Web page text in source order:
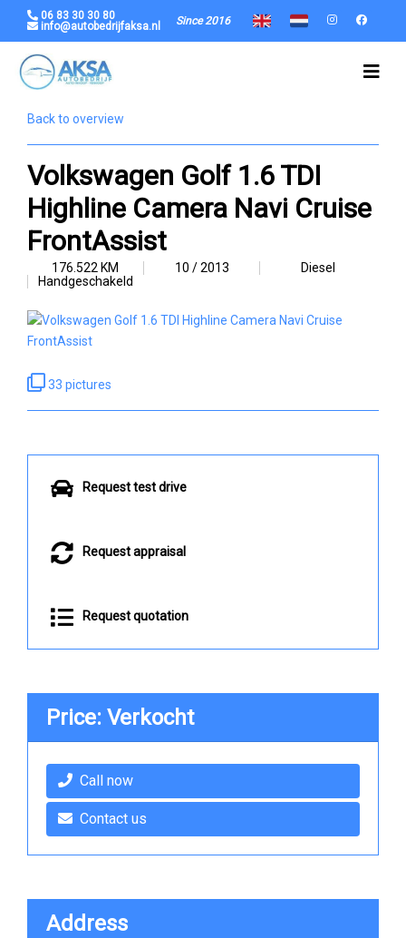
06 83 30 30 80
info@autobedrijfaksa.nl
Since 2016
Back to overview
Volkswagen Golf 1.6 TDI
Highline Camera Navi Cruise
FrontAssist
176.522 KM 10 / 2013
Diesel
Handgeschakeld
33 pictures
Request test drive
Request appraisal
Request quotation
Price: Verkocht
Call now
Contact us
Address